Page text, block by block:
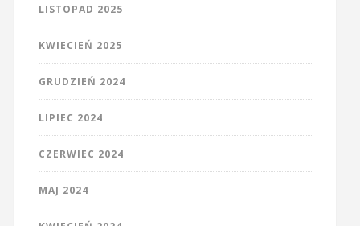
LISTOPAD 2025
KWIECIEŃ 2025
GRUDZIEŃ 2024
LIPIEC 2024
CZERWIEC 2024
MAJ 2024